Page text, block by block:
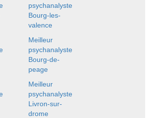
psychanalyste
Bourg-les-
valence
Meilleur
psychanalyste
Bourg-de-
peage
Meilleur
psychanalyste
Livron-sur-
drome